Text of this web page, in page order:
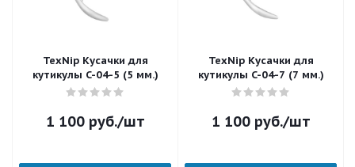
TexNip Кусачки для
кутикулы C-04-5 (5 мм.)
1 100руб./шт
TexNip Кусачки для
кутикулы C-04-7 (7 мм.)
1 100руб./шт